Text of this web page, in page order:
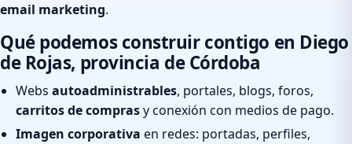
email marketing.
Qué podemos construir contigo en Diego
de Rojas, provincia de Córdoba
Webs autoadministrables, portales, blogs, foros,
carritos de comprasy conexión con medios de pago.
Imagen corporativa en redes: portadas, perfiles,